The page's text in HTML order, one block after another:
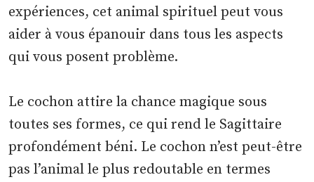
expériences, cet animal spirituel peut vous
aider à vous épanouir dans tous les aspects
qui vous posent problème.
Le cochon attire la chance magique sous
toutes ses formes, ce qui rend le Sagittaire
profondément béni. Le cochon n’est peut-être
pas l’animal le plus redoutable en termes